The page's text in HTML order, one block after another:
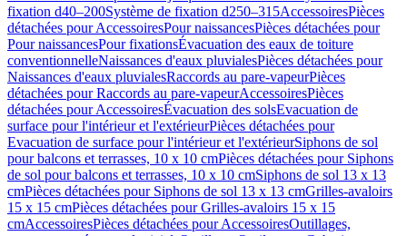
fixation d40–200Système de fixation d250–315AccessoiresPièces
détachées pour AccessoiresPour naissancesPièces détachées pour
Pour naissancesPour fixationsÉvacuation des eaux de toiture
conventionnelleNaissances d'eaux pluvialesPièces détachées pour
Naissances d'eaux pluvialesRaccords au pare-vapeurPièces
détachées pour Raccords au pare-vapeurAccessoiresPièces
détachées pour AccessoiresÉvacuation des solsEvacuation de
surface pour l'intérieur et l'extérieurPièces détachées pour
Evacuation de surface pour l'intérieur et l'extérieurSiphons de sol
pour balcons et terrasses, 10 x 10 cmPièces détachées pour Siphons
de sol pour balcons et terrasses, 10 x 10 cmSiphons de sol 13 x 13
cmPièces détachées pour Siphons de sol 13 x 13 cmGrilles-avaloirs
15 x 15 cmPièces détachées pour Grilles-avaloirs 15 x 15
cmAccessoiresPièces détachées pour AccessoiresOutillages,